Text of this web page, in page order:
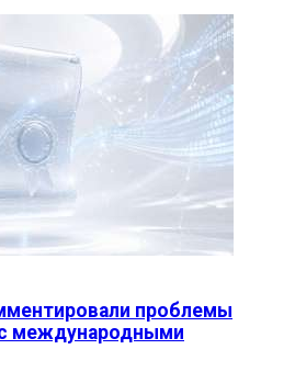
проблемы
международными